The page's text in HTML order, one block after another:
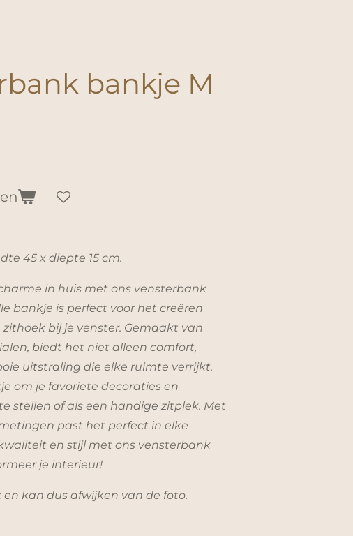
bankje M
45 x diepte 15 cm.
in huis met ons vensterbank
bankje is perfect voor het creëren
zithoek bij je venster. Gemaakt van
biedt het niet alleen comfort,
uitstraling die elke ruimte verrijkt.
om je favoriete decoraties en
stellen of als een handige zitplek. Met
past het perfect in elke
en stijl met ons vensterbank
je interieur!
kan dus afwijken van de foto.